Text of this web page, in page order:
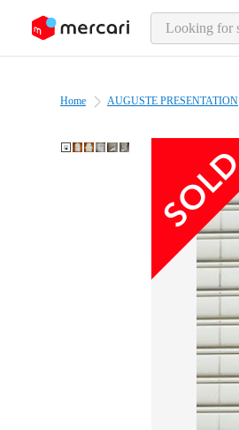
page content
Home AUGUSTE PRESENTATION